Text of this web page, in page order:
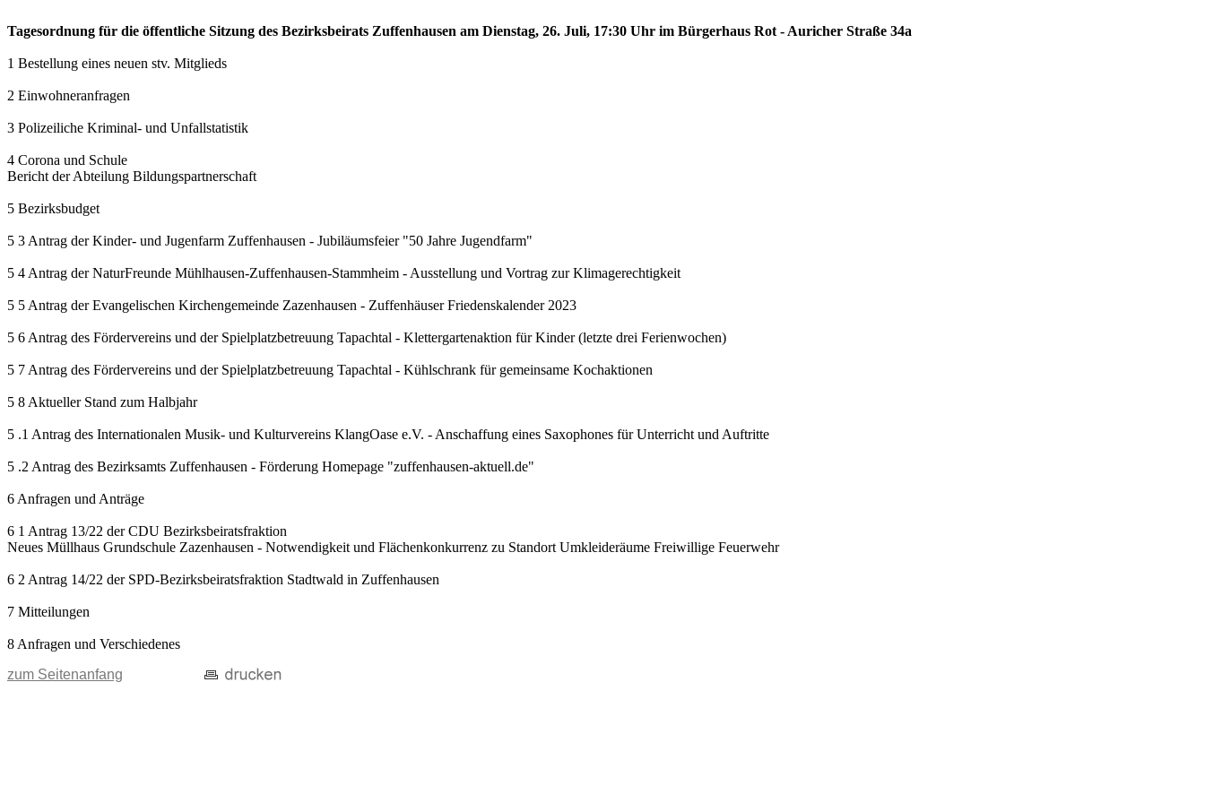
Tagesordnung für die öffentliche Sitzung des Bezirksbeirats Zuffenhausen am Dienstag, 26. Juli, 17:30 Uhr im Bürgerhaus Rot - Auricher Straße 34a
1 Bestellung eines neuen stv. Mitglieds
2 Einwohneranfragen
3 Polizeiliche Kriminal- und Unfallstatistik
4 Corona und Schule
Bericht der Abteilung Bildungspartnerschaft
5 Bezirksbudget
5 3 Antrag der Kinder- und Jugenfarm Zuffenhausen - Jubiläumsfeier "50 Jahre Jugendfarm"
5 4 Antrag der NaturFreunde Mühlhausen-Zuffenhausen-Stammheim - Ausstellung und Vortrag zur Klimagerechtigkeit
5 5 Antrag der Evangelischen Kirchengemeinde Zazenhausen - Zuffenhäuser Friedenskalender 2023
5 6 Antrag des Fördervereins und der Spielplatzbetreuung Tapachtal - Klettergartenaktion für Kinder (letzte drei Ferienwochen)
5 7 Antrag des Fördervereins und der Spielplatzbetreuung Tapachtal - Kühlschrank für gemeinsame Kochaktionen
5 8 Aktueller Stand zum Halbjahr
5 .1 Antrag des Internationalen Musik- und Kulturvereins KlangOase e.V. - Anschaffung eines Saxophones für Unterricht und Auftritte
5 .2 Antrag des Bezirksamts Zuffenhausen - Förderung Homepage "zuffenhausen-aktuell.de"
6 Anfragen und Anträge
6 1 Antrag 13/22 der CDU Bezirksbeiratsfraktion
Neues Müllhaus Grundschule Zazenhausen - Notwendigkeit und Flächenkonkurrenz zu Standort Umkleideräume Freiwillige Feuerwehr
6 2 Antrag 14/22 der SPD-Bezirksbeiratsfraktion Stadtwald in Zuffenhausen
7 Mitteilungen
8 Anfragen und Verschiedenes
zum Seitenanfang